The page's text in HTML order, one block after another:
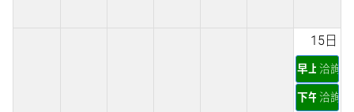
15日
早上 洽詢
下午 洽詢